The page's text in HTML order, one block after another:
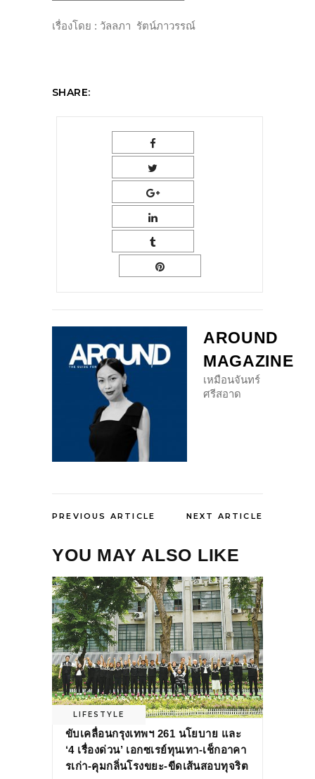
เรื่องโดย : วัลลภา รัตน์ภาวรรณ์
SHARE:
AROUND
MAGAZINE
เหมือนจันทร์
ศรีสอาด
PREVIOUS ARTICLE NEXT ARTICLE
YOU MAY ALSO LIKE
LIFESTYLE
ขับเคลื่อนกรุงเทพฯ 261 นโยบาย และ
‘4 เรื่องด่วน’ เอกซเรย์ทุนเทา-เช็กอาคา
รเก่า-คุมกลิ่นโรงขยะ-ขีดเส้นสอบทุจริต